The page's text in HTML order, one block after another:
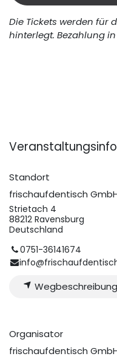
Die Tickets werden für
hinterlegt. Bezahlung in
Standort
frischaufdentisch
Strietach 4
88212 Ravensburg
Deutschland
0751-36141674
Wegbeschreibung
Organisator
frischaufdentisch